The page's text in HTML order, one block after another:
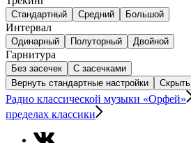
Стандартный Средний Большой
Интервал
Одинарный Полуторный Двойной
Гарнитура
Без засечек
С засечками
Вернуть стандартные настройки
Скрыть
Радио классической музыки «Орфей»
пределах классики